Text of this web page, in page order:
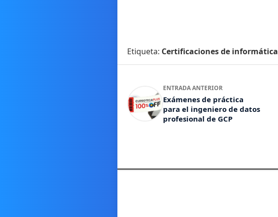
Etiqueta: Certificaciones de informática
ENTRADA ANTERIOR
Exámenes de práctica
para el ingeniero de datos
profesional de GCP